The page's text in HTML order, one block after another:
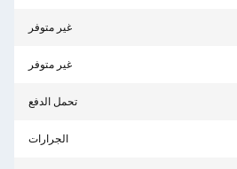
غير متوفر
غير متوفر
تحمل الدفع
الجرارات